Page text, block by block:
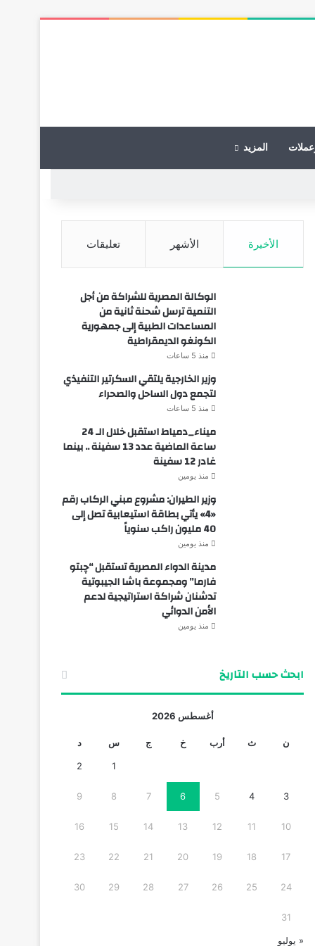
المزيد
الأخيرة الأشهر تعليقات
الوكالة المصرية للشراكة من أجل
التنمية ترسل شحنة ثانية من
المساعدات الطبية إلى جمهورية
الكونغو الديمقراطية
منذ 5 ساعات
وزير الخارجية يلتقي السكرتير التنفيذي
لتجمع دول الساحل والصحراء
منذ 5 ساعات
ميناء_دمياط استقبل خلال الـ 24
ساعة الماضية عدد 13 سفينة .. بينما
غادر 12 سفينة
منذ يومين
وزير الطيران: مشروع مبني الركاب رقم
«4» يأتي بطاقة استيعابية تصل إلى
40 مليون راكب سنوياً
منذ يومين
مدينة الدواء المصرية تستقبل “چبتو
فارما” ومجموعة باشا الجيبوتية
تدشنان شراكة استراتيجية لدعم
الأمن الدوائي
منذ يومين
ابحث حسب التاريخ
أغسطس 2026
ن ث أرب خ ج س د
1
2
3
4
5
6
7
8
9
10
11
12
13
14
15
16
17
18
19
20
21
22
23
24
25
26
27
28
29
30
31
« يوليو